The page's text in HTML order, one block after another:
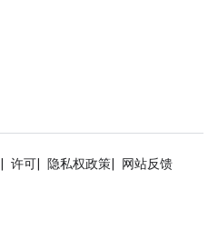
许可 隐私权政策
网站反馈